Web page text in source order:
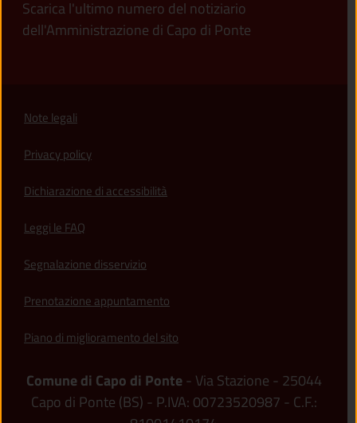
Scarica l'ultimo numero del notiziario
dell'Amministrazione di Capo di Ponte
Note legali
Privacy policy
Dichiarazione di accessibilità
Leggi le FAQ
Segnalazione disservizio
Prenotazione appuntamento
Piano di miglioramento del sito
Comune di Capo di Ponte- Via Stazione - 25044
Capo di Ponte (BS) - P.IVA: 00723520987 - C.F.: